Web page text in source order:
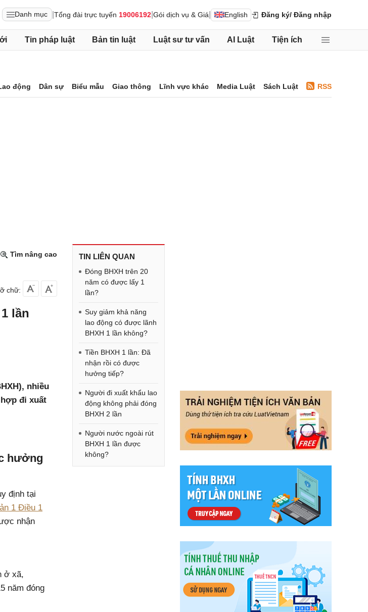
Danh mục Tổng đài trực tuyến 19006192 Gói dịch vụ & Giá English Đăng ký/ Đăng nhập
Tin pháp luật Bản tin luật Luật sư tư vấn AI Luật Tiện ích
động Dân sự Biểu mẫu Giao thông Lĩnh vực khác Media Luật Sách Luật RSS
Tìm nâng cao
chữ:
lần
nhiều
đi xuất
hưởng
định tại
1 Điều 1
nhận
ở xã,
năm đóng
TIN LIÊN QUAN
Đóng BHXH trên 20
năm có được lấy 1
lần?
Suy giảm khả năng
lao động có được lãnh
BHXH 1 lần không?
Tiền BHXH 1 lần: Đã
nhận rồi có được
hưởng tiếp?
Người đi xuất khẩu lao
động không phải đóng
BHXH 2 lần
Người nước ngoài rút
BHXH 1 lần được
không?